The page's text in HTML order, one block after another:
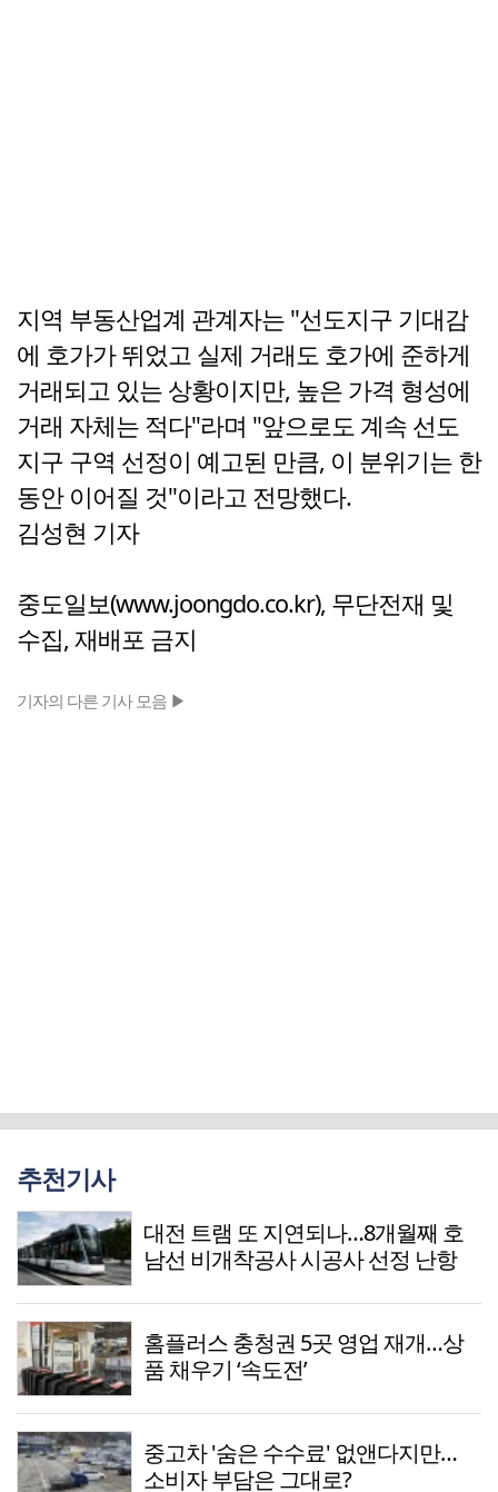
지역 부동산업계 관계자는 "선도지구 기대감
에 호가가 뛰었고 실제 거래도 호가에 준하게
거래되고 있는 상황이지만, 높은 가격 형성에
거래 자체는 적다"라며 "앞으로도 계속 선도
지구 구역 선정이 예고된 만큼, 이 분위기는 한
동안 이어질 것"이라고 전망했다.
김성현 기자
중도일보(www.joongdo.co.kr), 무단전재 및
수집, 재배포 금지
기자의 다른 기사 모음 ▶
추천기사
대전 트램 또 지연되나…8개월째 호
남선 비개착공사 시공사 선정 난항
홈플러스 충청권 5곳 영업 재개…상
품 채우기 ‘속도전’
중고차 '숨은 수수료' 없앤다지만…
소비자 부담은 그대로?